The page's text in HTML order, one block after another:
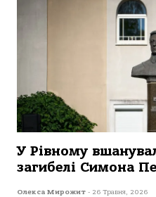
У Рівному
загибелі Симона
Олекса Мирожит - 26 Травня, 2026